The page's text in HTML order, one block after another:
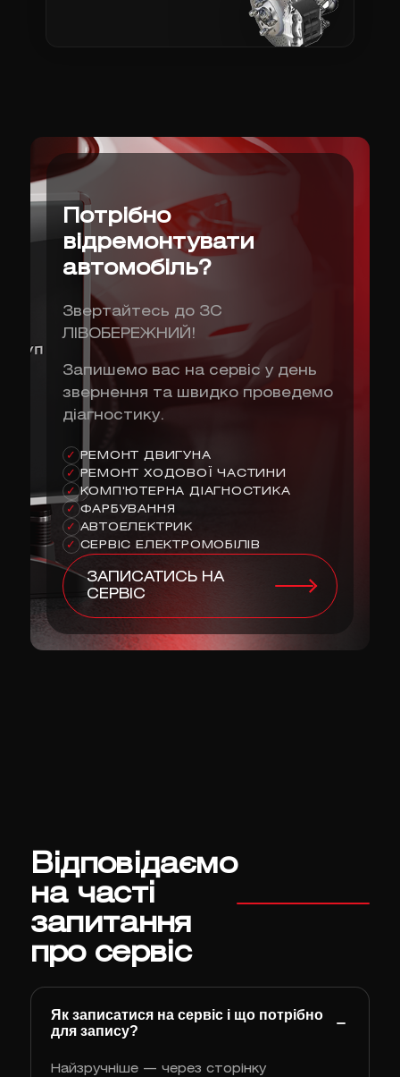
Потрібно
відремонтувати
автомобіль?
Звертайтесь до ЗС
ЛІВОБЕРЕЖНИЙ!
Запишемо вас на сервіс у день
звернення та швидко проведемо
діагностику.
✓ РЕМОНТ ДВИГУНА
✓ РЕМОНТ ХОДОВОЇ ЧАСТИНИ
✓ КОМП'ЮТЕРНА ДІАГНОСТИКА
✓ ФАРБУВАННЯ
✓ АВТОЕЛЕКТРИК
✓ СЕРВІС ЕЛЕКТРОМОБІЛІВ
ЗАПИСАТИСЬ НА
СЕРВІС
Відповідаємо
на часті
запитання
про сервіс
Як записатися на сервіс і що потрібно
для запису?
Найзручніше — через сторінку